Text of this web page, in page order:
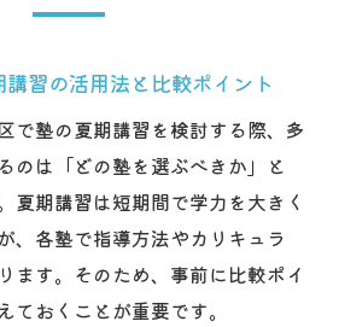
心できる塾の夏期講習の選び方
い塾の見極めポイントと注意
塾の夏期講習で伸びる理由
と夏期講習のメリットとは
の夏期講習で学力アップを目
習の活用法と比較ポイント
で塾の夏期講習を検討する際、多
のは「どの塾を選ぶべきか」と
夏期講習は短期間で学力を大きく
、各塾で指導方法やカリキュラ
ます。そのため、事前に比較ポイ
ておくことが重要です。